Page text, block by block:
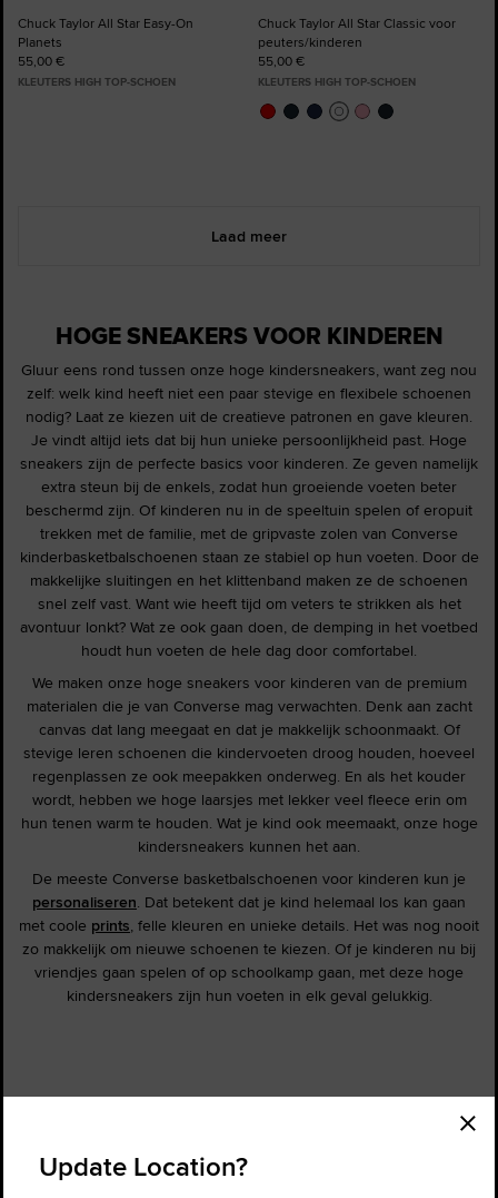
Chuck Taylor All Star Easy-On
Planets
55,00 €
KLEUTERS HIGH TOP-SCHOEN
Chuck Taylor All Star Classic voor
peuters/kinderen
55,00 €
KLEUTERS HIGH TOP-SCHOEN
Laad meer
HOGE SNEAKERS VOOR KINDEREN
Gluur eens rond tussen onze hoge kindersneakers, want zeg nou
zelf: welk kind heeft niet een paar stevige en flexibele schoenen
nodig? Laat ze kiezen uit de creatieve patronen en gave kleuren.
Je vindt altijd iets dat bij hun unieke persoonlijkheid past. Hoge
sneakers zijn de perfecte basics voor kinderen. Ze geven namelijk
extra steun bij de enkels, zodat hun groeiende voeten beter
beschermd zijn. Of kinderen nu in de speeltuin spelen of eropuit
trekken met de familie, met de gripvaste zolen van Converse
kinderbasketbalschoenen staan ze stabiel op hun voeten. Door de
makkelijke sluitingen en het klittenband maken ze de schoenen
snel zelf vast. Want wie heeft tijd om veters te strikken als het
avontuur lonkt? Wat ze ook gaan doen, de demping in het voetbed
houdt hun voeten de hele dag door comfortabel.
We maken onze hoge sneakers voor kinderen van de premium
materialen die je van Converse mag verwachten. Denk aan zacht
canvas dat lang meegaat en dat je makkelijk schoonmaakt. Of
stevige leren schoenen die kindervoeten droog houden, hoeveel
regenplassen ze ook meepakken onderweg. En als het kouder
wordt, hebben we hoge laarsjes met lekker veel fleece erin om
hun tenen warm te houden. Wat je kind ook meemaakt, onze hoge
kindersneakers kunnen het aan.
De meeste Converse basketbalschoenen voor kinderen kun je
personaliseren. Dat betekent dat je kind helemaal los kan gaan
met coole prints, felle kleuren en unieke details. Het was nog nooit
zo makkelijk om nieuwe schoenen te kiezen. Of je kinderen nu bij
vriendjes gaan spelen of op schoolkamp gaan, met deze hoge
kindersneakers zijn hun voeten in elk geval gelukkig.
Help FAQUpdate Location?